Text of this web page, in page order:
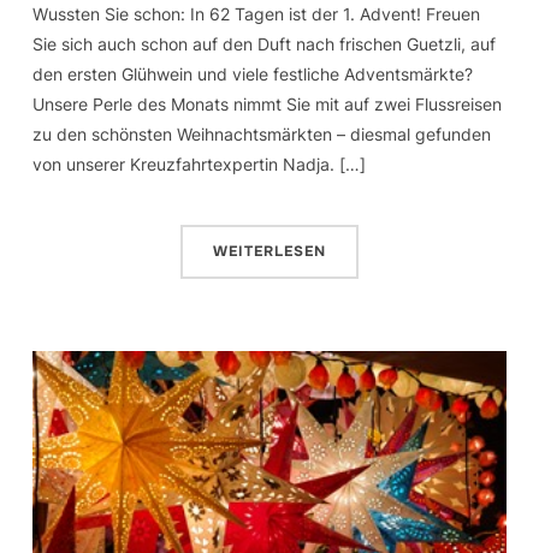
Wussten Sie schon: In 62 Tagen ist der 1. Advent! Freuen
Sie sich auch schon auf den Duft nach frischen Guetzli, auf
den ersten Glühwein und viele festliche Adventsmärkte?
Unsere Perle des Monats nimmt Sie mit auf zwei Flussreisen
zu den schönsten Weihnachtsmärkten – diesmal gefunden
von unserer Kreuzfahrtexpertin Nadja. […]
WEITERLESEN